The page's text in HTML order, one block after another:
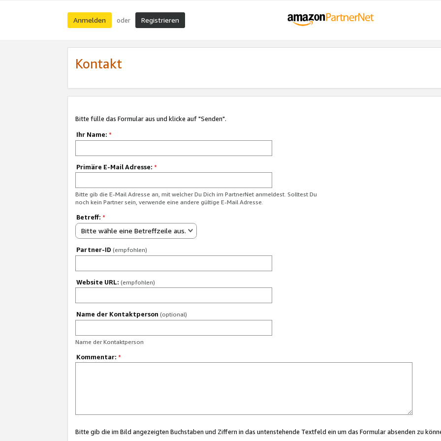
Anmelden oder Registrieren
Kontakt
Bitte fülle das Formular aus und klicke auf "Senden".
Ihr Name: *
Primäre E-Mail Adresse: *
Bitte gib die E-Mail Adresse an, mit welcher Du Dich im PartnerNet anmeldest. Solltest Du
noch kein Partner sein, verwende eine andere gültige E-Mail Adresse.
Betreff: *
Bitte wähle eine Betreffzeile aus.
Partner-ID (empfohlen)
Website URL: (empfohlen)
Name der Kontaktperson (optional)
Name der Kontaktperson
Kommentar: *
Bitte gib die im Bild angezeigten Buchstaben und Ziffern in das untenstehende Textfeld ein um das Formular absenden zu